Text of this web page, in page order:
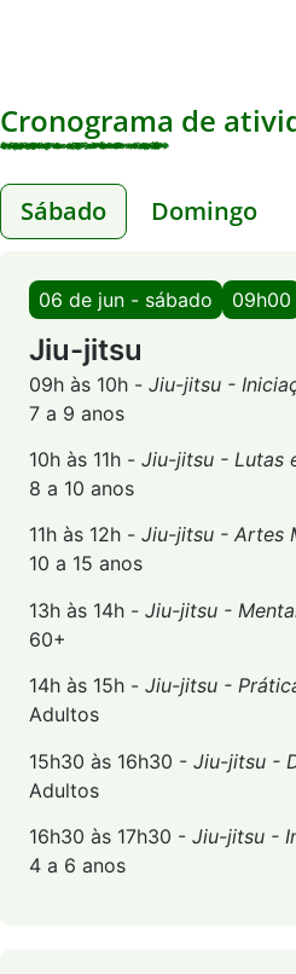
Cronograma de
Sábado Domingo
06 de jun - sábado 09h00
Jiu-jitsu
09h às 10h - Jiu-jitsu -
7 a 9 anos
10h às 11h - Jiu-jitsu - Lutas
8 a 10 anos
11h às 12h - Jiu-jitsu - Artes
10 a 15 anos
13h às 14h - Jiu-jitsu -
60+
14h às 15h - Jiu-jitsu -
Adultos
15h30 às 16h30 - Jiu-jitsu -
Adultos
16h30 às 17h30 - Jiu-jitsu -
4 a 6 anos